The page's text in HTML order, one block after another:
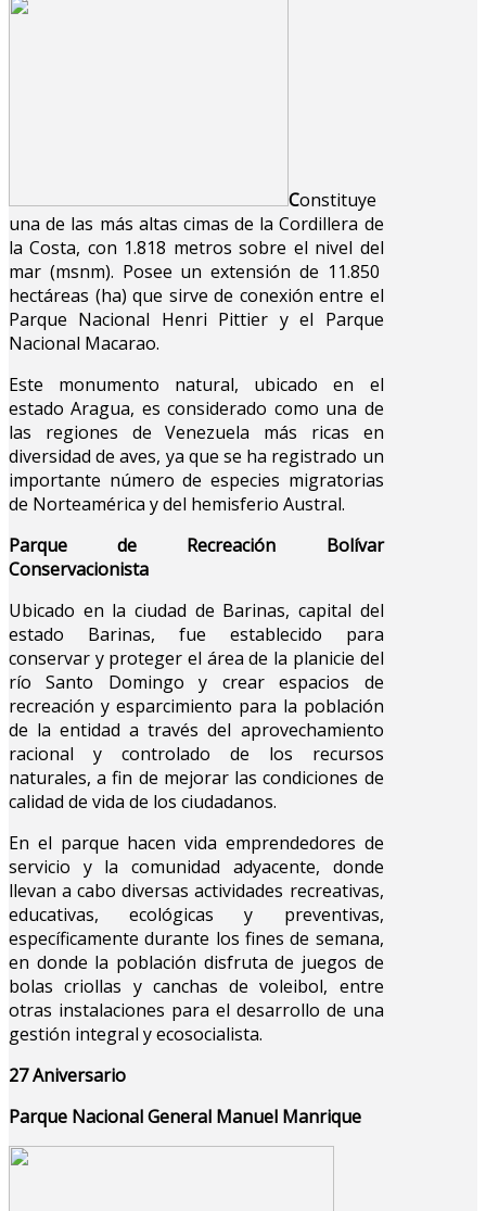
Constituye
una de las más altas cimas de la Cordillera de
la Costa, con 1.818 metros sobre el nivel del
mar (msnm). Posee un extensión de 11.850
hectáreas (ha) que sirve de conexión entre el
Parque Nacional Henri Pittier y el Parque
Nacional Macarao.
Este monumento natural, ubicado en el
estado Aragua, es considerado como una de
las regiones de Venezuela más ricas en
diversidad de aves, ya que se ha registrado un
importante número de especies migratorias
de Norteamérica y del hemisferio Austral.
Parque de Recreación Bolívar
Conservacionista
Ubicado en la ciudad de Barinas, capital del
estado Barinas, fue establecido para
conservar y proteger el área de la planicie del
río Santo Domingo y crear espacios de
recreación y esparcimiento para la población
de la entidad a través del aprovechamiento
racional y controlado de los recursos
naturales, a fin de mejorar las condiciones de
calidad de vida de los ciudadanos.
En el parque hacen vida emprendedores de
servicio y la comunidad adyacente, donde
llevan a cabo diversas actividades recreativas,
educativas, ecológicas y preventivas,
específicamente durante los fines de semana,
en donde la población disfruta de juegos de
bolas criollas y canchas de voleibol, entre
otras instalaciones para el desarrollo de una
gestión integral y ecosocialista.
27 Aniversario
Parque Nacional General Manuel Manrique